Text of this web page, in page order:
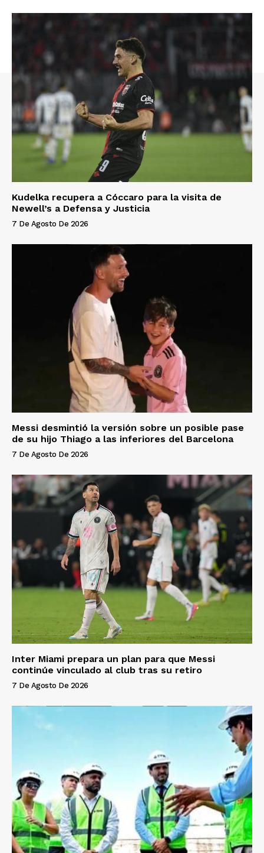
Kudelka recupera a Cóccaro para la visita de
Newell’s a Defensa y Justicia
7 De Agosto De 2026
Messi desmintió la versión sobre un posible pase
de su hijo Thiago a las inferiores del Barcelona
7 De Agosto De 2026
Inter Miami prepara un plan para que Messi
continúe vinculado al club tras su retiro
7 De Agosto De 2026